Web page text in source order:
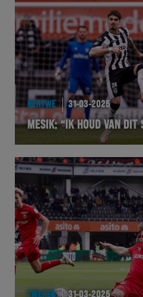
HERTWE 31-03-2025
MESIK: “IK HOUD VAN DIT
TWEHER 31-03-2025